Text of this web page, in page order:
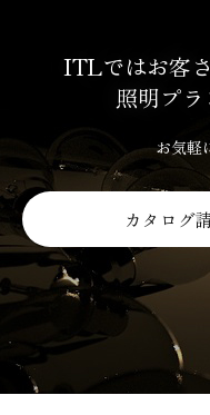
ITLではお客
照明プ
お気軽
カタログ